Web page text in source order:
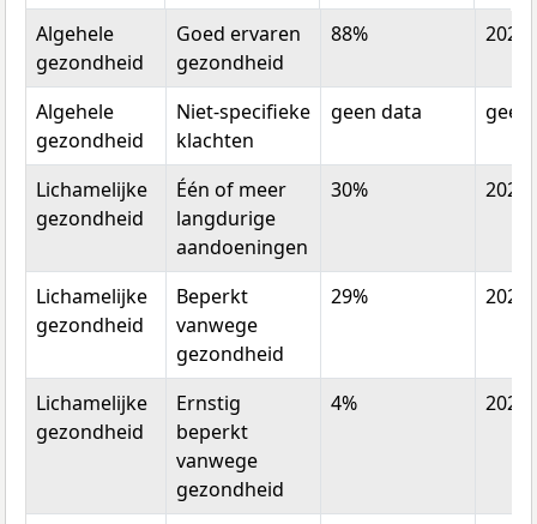
Categorie
Onderwerp Percentage
Jaar
Algehele
gezondheid
Goed ervaren
gezondheid
88% 2020
Algehele
gezondheid
Niet-specifieke
klachten
geen data geen
Lichamelijke
gezondheid
Één of meer
langdurige
aandoeningen
30% 2020
Lichamelijke
gezondheid
Beperkt
vanwege
gezondheid
29% 2020
Lichamelijke
gezondheid
Ernstig
beperkt
vanwege
gezondheid
4% 2020